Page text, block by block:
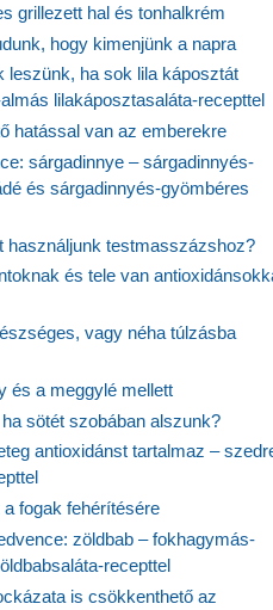
grillezett hal és tonhalkrém
hogy kimenjünk a napra
leszünk, ha sok lila káposztát
lilakáposztasaláta-recepttel
hatással van az emberekre
sárgadinnye – sárgadinnyés-
és sárgadinnyés-gyömbéres
használjunk testmasszázshoz?
és tele van
vagy néha túlzásba
és a meggylé mellett
sötét szobában alszunk?
antioxidánst tartalmaz –
fogak fehérítésére
zöldbab – fokhagymás-
recepttel
is csökkenthető az